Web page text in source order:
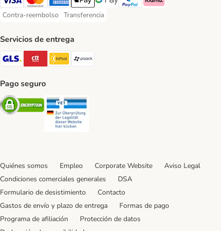
Visa Payment Method
Mastercard Payment Method
American Express Payment Method
Apple Pay Payment Method
Google Pay Payment Method
PayPal Payment Method
Klarna Payment Method
Contra-reembolso
Contra-reembolso Payment Method
Transferencia
Transferencia Payment Method
Servicios de entrega
GLS Shipping Method
CTTExpress Shipping Method
InPost Shipping Method
paack Shipping Method
Pago seguro
Security
Quiénes somos Empleo Corporate Website
Aviso Legal
Condiciones comerciales generales
DSA
Formulario de desistimiento
Contacto
Gastos de envío y plazo de entrega
Formas de pago
Programa de afiliación
Protección de datos